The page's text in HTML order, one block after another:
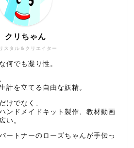
スタル＆クリエイター
クリちゃん
何でも凝り性。
計を立てる自由な妖精。
けでなく、
ンドメイドキット製作、教材動画
い。
ートナーのローズちゃんが手伝っ